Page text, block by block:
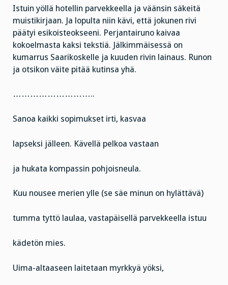
Istuin yöllä hotellin parvekkeella ja väänsin säkeitä
muistikirjaan. Ja lopulta niin kävi, että jokunen rivi
päätyi esikoisteokseeni. Perjantairuno kaivaa
kokoelmasta kaksi tekstiä. Jälkimmäisessä on
kumarrus Saarikoskelle ja kuuden rivin lainaus. Runon
ja otsikon väite pitää kutinsa yhä.
………………………..
Sanoa kaikki sopimukset irti, kasvaa
lapseksi jälleen. Kävellä pelkoa vastaan
ja hukata kompassin pohjoisneula.
Kuu nousee merien ylle (se säe minun on hylättävä)
tumma tyttö laulaa, vastapäisellä parvekkeella istuu
kädetön mies.
Uima-altaaseen laitetaan myrkkyä yöksi,